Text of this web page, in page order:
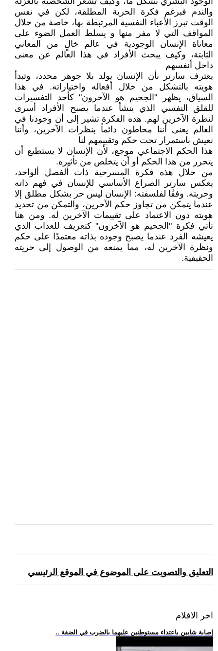
والندم فبرغم فكرة الحرية المطلقة، لكن في نفس
الوقت تبرز الأعباء النفسية المرتبطة بها، خاصة من خلال
المواقف التي لا مفر منها و يسلط العمل الضوء على
معاناة الإنسان الوجودية في عالم خالٍ من المعاني
الثابتة، وكيف يبحث الأفراد في هذا العالم عن معنى
داخل أنفسهم
يعترف سارتر بأن الإنسان يولد بلا جوهر محدد، وتبدأ
هويته بالتشكل من خلال أفعاله واختياراته. في هذا
السياق، يظهر "الجحيم هو الآخرون" كأحد التفسيرات
للقلق النفسي الذي ينشأ عندما يصبح الأفراد أسرى
لنظرة الآخرين لهم. هذه الفكرة تشير إلى أن وجودنا في
العالم يعنى أننا محاطون دائماً بنظرات الآخرين، وأننا
نعيش باستمرار تحت حكم وتقييمهم لنا
هذا الحكم الاجتماعي موجع، لأن الإنسان لا يستطيع أن
يتحرر من هذا الحكم أو أن يتخلص من تأثيره.
من خلال هذه فكرة المسرحية ذات ألفصل ألواحد،
يعكس سارتر الصراع الأساسي للإنسان في فهم ذاته
وحريته. وفقًا لفلسفته: الإنسان ليس حر بشكل مطلق إلا
عندما يتمكن من تجاوز حكم الآخرين، والتمكن من تحديد
هويته دون الاعتماد على تقييمات الآخرين له. ومن هنا
تأتي فكرة "الجحيم هو الآخرون" كتعريف للعذاب الذي
يعيشه الفرد عندما يصبح وجوده بذاته معتمدًا على حكم
ونظرة الآخرين له، مما يمنعه من الوصول إلى حريته
الحقيقية.
التعليق والتصويت على الموضوع في الموقع الرئيسي
اخر الافلام
.. إصابة شابين باعتداء مستوطنين عليهما بالضرب في الضفة